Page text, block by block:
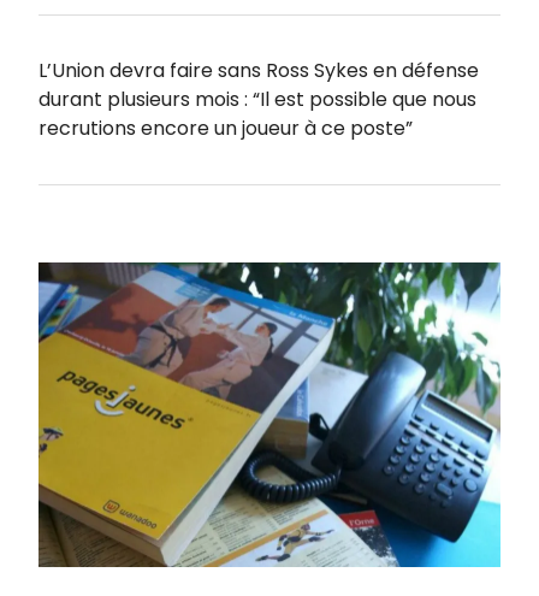
L’Union devra faire sans Ross Sykes en défense
durant plusieurs mois : “Il est possible que nous
recrutions encore un joueur à ce poste”